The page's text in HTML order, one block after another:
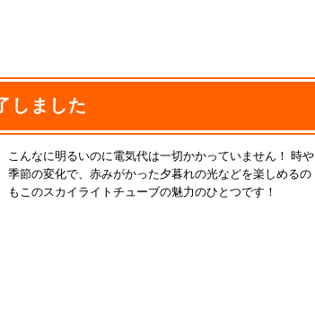
しました
こんなに明るいのに電気代は一切かかっていません！ 時や
季節の変化で、赤みがかった夕暮れの光などを楽しめるの
もこのスカイライトチューブの魅力のひとつです！